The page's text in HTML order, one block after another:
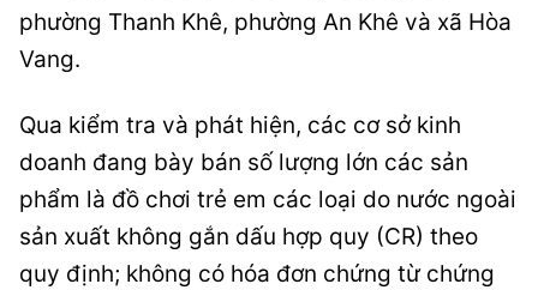
phường Thanh Khê, phường An Khê và xã Hòa
Vang.
Qua kiểm tra và phát hiện, các cơ sở kinh
doanh đang bày bán số lượng lớn các sản
phẩm là đồ chơi trẻ em các loại do nước ngoài
sản xuất không gắn dấu hợp quy (CR) theo
quy định; không có hóa đơn chứng từ chứng